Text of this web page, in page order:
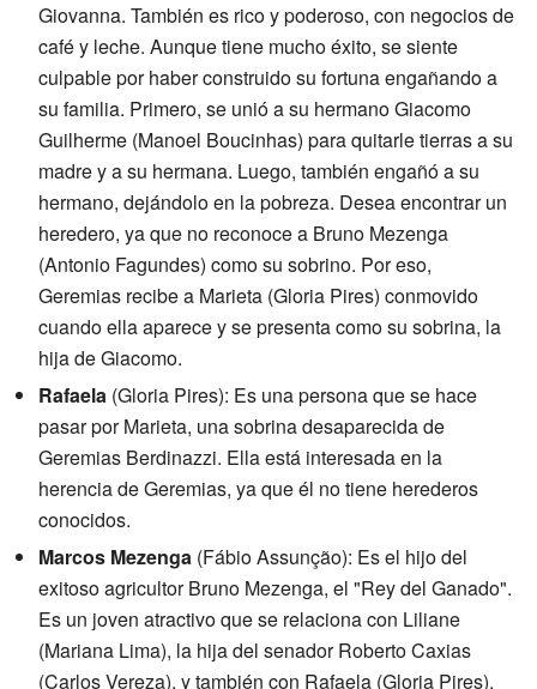
Giovanna. También es rico y poderoso, con negocios de
café y leche. Aunque tiene mucho éxito, se siente
culpable por haber construido su fortuna engañando a
su familia. Primero, se unió a su hermano Giacomo
Guilherme (Manoel Boucinhas) para quitarle tierras a su
madre y a su hermana. Luego, también engañó a su
hermano, dejándolo en la pobreza. Desea encontrar un
heredero, ya que no reconoce a Bruno Mezenga
(Antonio Fagundes) como su sobrino. Por eso,
Geremias recibe a Marieta (Gloria Pires) conmovido
cuando ella aparece y se presenta como su sobrina, la
hija de Giacomo.
Rafaela (Gloria Pires): Es una persona que se hace
pasar por Marieta, una sobrina desaparecida de
Geremias Berdinazzi. Ella está interesada en la
herencia de Geremias, ya que él no tiene herederos
conocidos.
Marcos Mezenga (Fábio Assunção): Es el hijo del
exitoso agricultor Bruno Mezenga, el "Rey del Ganado".
Es un joven atractivo que se relaciona con Liliane
(Mariana Lima), la hija del senador Roberto Caxias
(Carlos Vereza), y también con Rafaela (Gloria Pires).